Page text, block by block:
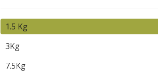
1.5 Kg
3Kg
7.5Kg